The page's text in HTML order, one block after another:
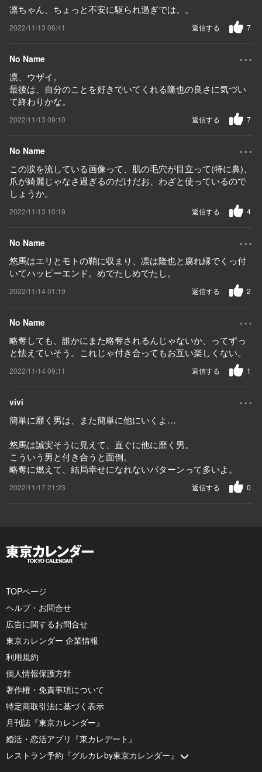
凛ちゃん、ちょっと不安に駆られ過ぎでは。。
2022/11/13 06:41 7
返信する
No Name ...
凛、ウザイ。
最後は、自分のことを好きでいてくれる隆也の良さに気づい
て終わりかな。
2022/11/13 09:10 7
返信する
No Name ...
この涙を流している画像って、肌の毛穴が目立って(特に鼻)、
爪が綺麗じゃなさ過ぎるのだけだお、わざと使っているので
しょうか。
2022/11/13 10:19 4
返信する
No Name ...
悠馬はエリとモトの鞘に収まり、凛は隆也と腐れ縁でくっ付
いてハッピーエンド。めでたしめでたし。
2022/11/14 01:19 2
返信する
No Name ...
略奪しても、誰かにまた略奪されるんじゃないか、ってずっ
と怯えていそう。これじゃ付き合ってもお互い楽しくない。
2022/11/14 09:11 1
返信する
vivi ...
簡単に靡く男は、また簡単に他にいくよ…
悠馬は誠実そうに見えて、直ぐに他に靡く男。
こういう男と付き合うと面倒。
略奪に燃えて、結局幸せになれないパターンって多いよ。
2022/11/17 21:23 0
返信する
TOPページ
ヘルプ・お問合せ
広告に関するお問合せ
東京カレンダー 企業情報
利用規約
個人情報保護方針
著作権・免責事項について
特定商取引法に基づく表示
月刊誌『東京カレンダー』
婚活・恋活アプリ『東カレデート』
レストラン予約『グルカレby東京カレンダー』